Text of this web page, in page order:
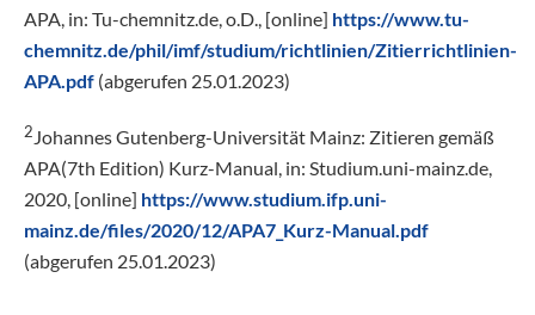
APA, in: Tu-chemnitz.de, o.D., [online] https://www.tu-
chemnitz.de/phil/imf/studium/richtlinien/Zitierrichtlinien-
APA.pdf (abgerufen 25.01.2023)
2Johannes Gutenberg-Universität Mainz: Zitieren gemäß
APA(7th Edition) Kurz-Manual, in: Studium.uni-mainz.de,
2020, [online] https://www.studium.ifp.uni-
mainz.de/files/2020/12/APA7_Kurz-Manual.pdf
(abgerufen 25.01.2023)